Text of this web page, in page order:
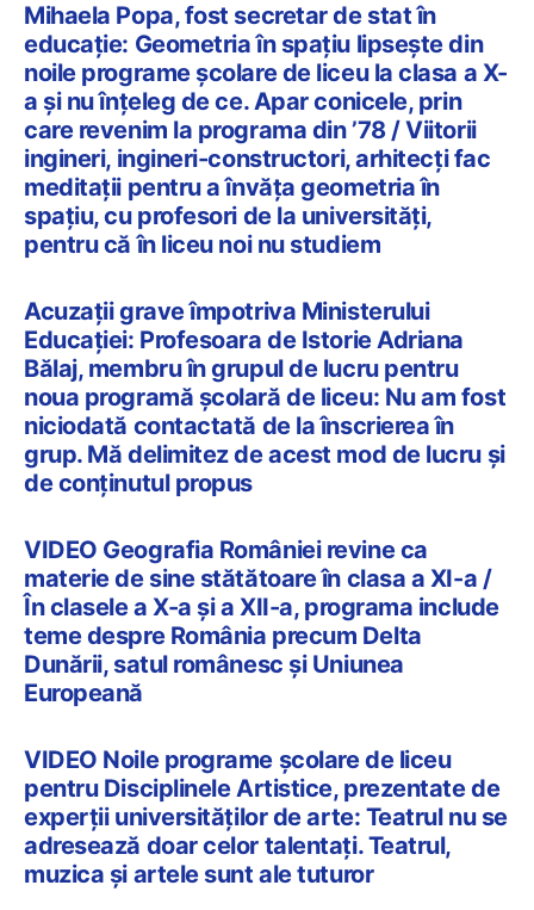
Mihaela Popa, fost secretar de stat în
educație: Geometria în spațiu lipsește din
noile programe școlare de liceu la clasa a X-
a și nu înțeleg de ce. Apar conicele, prin
care revenim la programa din ’78 / Viitorii
ingineri, ingineri-constructori, arhitecți fac
meditații pentru a învăța geometria în
spațiu, cu profesori de la universități,
pentru că în liceu noi nu studiem
Acuzații grave împotriva Ministerului
Educației: Profesoara de Istorie Adriana
Bălaj, membru în grupul de lucru pentru
noua programă școlară de liceu: Nu am fost
niciodată contactată de la înscrierea în
grup. Mă delimitez de acest mod de lucru și
de conținutul propus
VIDEO Geografia României revine ca
materie de sine stătătoare în clasa a XI-a /
În clasele a X-a și a XII-a, programa include
teme despre România precum Delta
Dunării, satul românesc și Uniunea
Europeană
VIDEO Noile programe școlare de liceu
pentru Disciplinele Artistice, prezentate de
experții universităților de arte: Teatrul nu se
adresează doar celor talentați. Teatrul,
muzica și artele sunt ale tuturor